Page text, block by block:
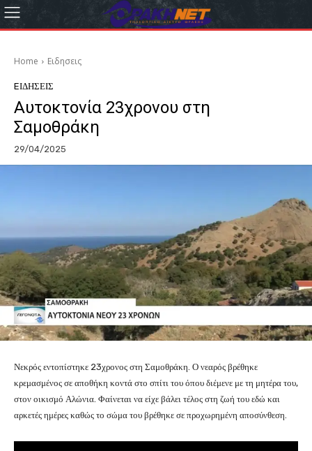
Home Eιδησεις
EΙΔΗΣΕΙΣ
Αυτοκτονία 23χρονου στη
Σαμοθράκη
29/04/2025
Νεκρός εντοπίστηκε 23χρονος στη Σαμοθράκη. Ο νεαρός βρέθηκε
κρεμασμένος σε αποθήκη κοντά στο σπίτι του όπου διέμενε με τη μητέρα του,
στον οικισμό Αλώνια. Φαίνεται να είχε βάλει τέλος στη ζωή του εδώ και
αρκετές ημέρες καθώς το σώμα του βρέθηκε σε προχωρημένη αποσύνθεση.